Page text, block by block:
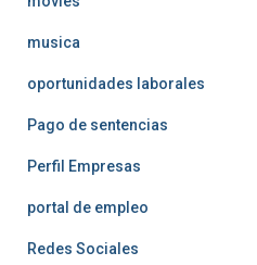
musica
oportunidades laborales
Pago de sentencias
Perfil Empresas
portal de empleo
Redes Sociales